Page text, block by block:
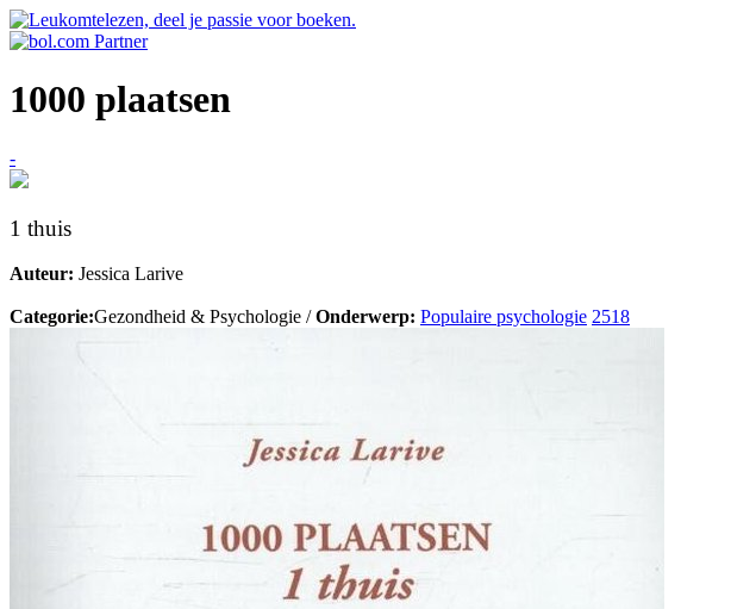
1000 plaatsen
-
1 thuis
Auteur: Jessica Larive
Categorie:Gezondheid & Psychologie /Onderwerp: Populaire psychologie 2518